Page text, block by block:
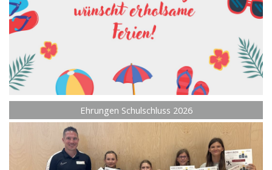
Ehrungen Schulschluss 2026